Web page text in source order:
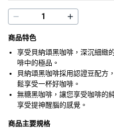
商品特色
享受貝納頌黑咖啡，深沉細緻
啡中的極品。
貝納頌黑咖啡採用認證豆配方
鬆享受一杯好咖啡。
無糖黑咖啡，讓您享受咖啡的
享受提神醒腦的感覺。
商品主要規格